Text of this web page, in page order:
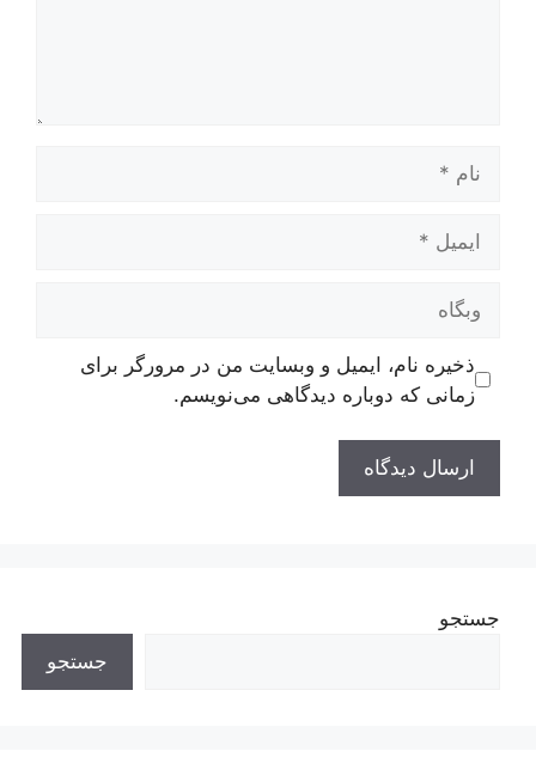
وبگاه
ذخیره نام، ایمیل و وبسایت من در مرورگر برای
زمانی که دوباره دیدگاهی می‌نویسم.
جستجو
جستجو